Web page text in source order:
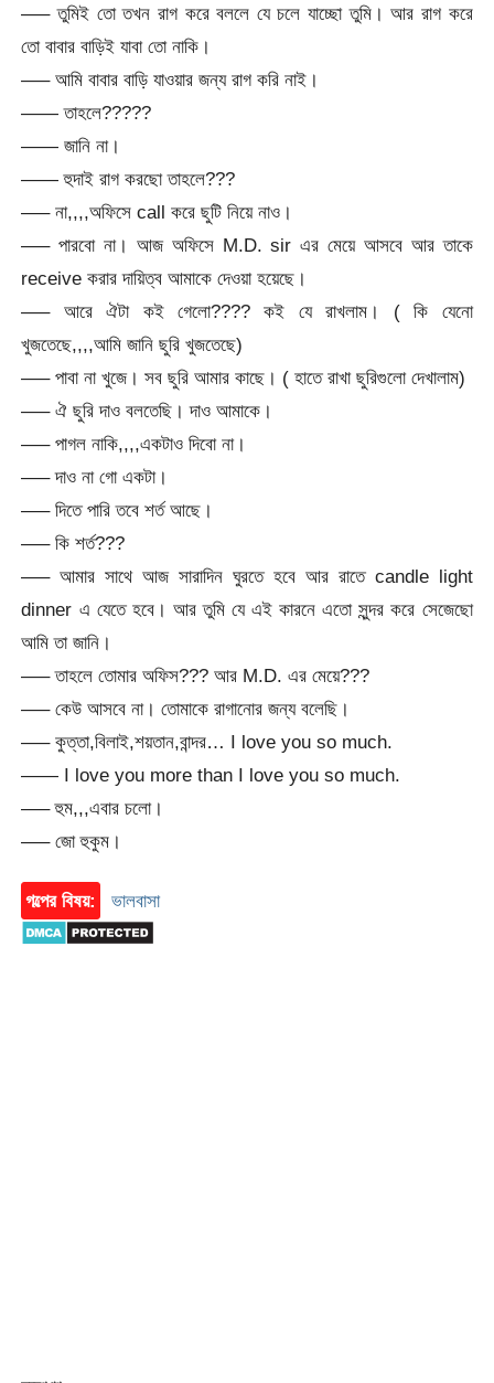
—– তুমিই তো তখন রাগ করে বললে যে চলে যাচ্ছো তুমি। আর রাগ করে
তো বাবার বাড়িই যাবা তো নাকি।
—– আমি বাবার বাড়ি যাওয়ার জন্য রাগ করি নাই।
—— তাহলে?????
—— জানি না।
—— হুদাই রাগ করছো তাহলে???
—– না,,,,অফিসে call করে ছুটি নিয়ে নাও।
—– পারবো না। আজ অফিসে M.D. sir এর মেয়ে আসবে আর তাকে
receive করার দায়িত্ব আমাকে দেওয়া হয়েছে।
—– আরে ঐটা কই গেলো???? কই যে রাখলাম। ( কি যেনো
খুজতেছে,,,,আমি জানি ছুরি খুজতেছে)
—– পাবা না খুজে। সব ছুরি আমার কাছে। ( হাতে রাখা ছুরিগুলো দেখালাম)
—– ঐ ছুরি দাও বলতেছি। দাও আমাকে।
—– পাগল নাকি,,,,একটাও দিবো না।
—– দাও না গো একটা।
—– দিতে পারি তবে শর্ত আছে।
—– কি শর্ত???
—– আমার সাথে আজ সারাদিন ঘুরতে হবে আর রাতে candle light
dinner এ যেতে হবে। আর তুমি যে এই কারনে এতো সুন্দর করে সেজেছো
আমি তা জানি।
—– তাহলে তোমার অফিস??? আর M.D. এর মেয়ে???
—– কেউ আসবে না। তোমাকে রাগানোর জন্য বলেছি।
—– কুত্তা,বিলাই,শয়তান,বান্দর… I love you so much.
—— I love you more than I love you so much.
—– হুম,,,এবার চলো।
—– জো হুকুম।
গল্পের বিষয়: ভালবাসা